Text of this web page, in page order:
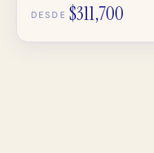
DESDE $311,700